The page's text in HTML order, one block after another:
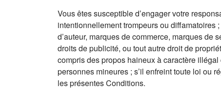
Vous êtes susceptible d’engager votre
intentionnellement trompeurs ou diffamatoires
d’auteur, marques de commerce, marques de
droits de publicité, ou tout autre droit de
compris des propos haineux à caractère
personnes mineures ; s’il enfreint toute loi ou
les présentes Conditions.